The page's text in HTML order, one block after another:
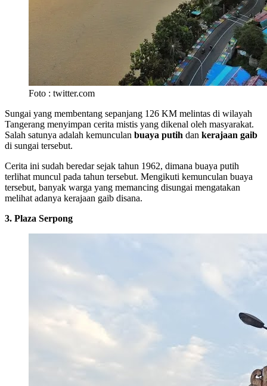
Foto : twitter.com
Sungai yang membentang sepanjang 126 KM melintas di wilayah
Tangerang menyimpan cerita mistis yang dikenal oleh masyarakat.
Salah satunya adalah kemunculan buaya putih dan kerajaan gaib
di sungai tersebut.
Cerita ini sudah beredar sejak tahun 1962, dimana buaya putih
terlihat muncul pada tahun tersebut. Mengikuti kemunculan buaya
tersebut, banyak warga yang memancing disungai mengatakan
melihat adanya kerajaan gaib disana.
3. Plaza Serpong